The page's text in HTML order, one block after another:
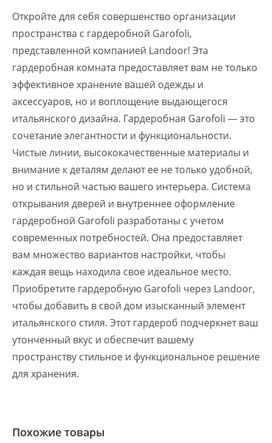
Откройте для себя совершенство организации
пространства с гардеробной Garofoli,
представленной компанией Landoor! Эта
гардеробная комната предоставляет вам не только
эффективное хранение вашей одежды и
аксессуаров, но и воплощение выдающегося
итальянского дизайна. Гардеробная Garofoli — это
сочетание элегантности и функциональности.
Чистые линии, высококачественные материалы и
внимание к деталям делают ее не только удобной,
но и стильной частью вашего интерьера. Система
открывания дверей и внутреннее оформление
гардеробной Garofoli разработаны с учетом
современных потребностей. Она предоставляет
вам множество вариантов настройки, чтобы
каждая вещь находила свое идеальное место.
Приобретите гардеробную Garofoli через Landoor,
чтобы добавить в свой дом изысканный элемент
итальянского стиля. Этот гардероб подчеркнет ваш
утонченный вкус и обеспечит вашему
пространству стильное и функциональное решение
для хранения.
Похожие товары